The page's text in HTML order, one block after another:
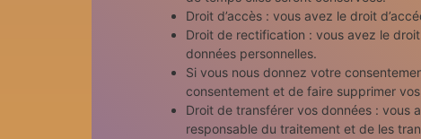
Droit d’accès : vous avez le droit
Droit de rectification : vous avez le
données personnelles.
Si vous nous donnez votre
consentement et de faire supprimer
Droit de transférer vos données : vous
responsable du traitement et de les